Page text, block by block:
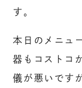
す。
本日のメニュ
器もコストコ
儀が悪いです